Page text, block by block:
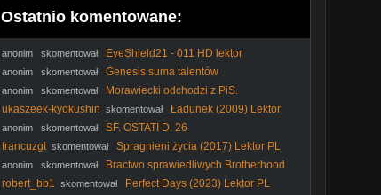
Ostatnio komentowane:
anonim skomentował EyeShield21 - 011 HD lektor
anonim skomentował Genesis suma talentów
anonim skomentował
Morawiecki odchodzi z PiS.
Kontrolowany rozwód czy prawdziwa wojna? - Kamil
ukaszeek-kyokushin skomentował
Ładunek (2009) Lektor
anonim skomentował
SF. OSTATI D. 26
francuzgt skomentował Spragnieni życia (2017) Lektor PL
anonim skomentował
Bractwo sprawiedliwych Brotherhood
of Justice (1986) - Film
robert_bb1 skomentował Perfect Days (2023) Lektor PL